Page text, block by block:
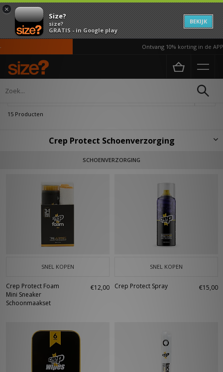
×
Size?
size?
GRATIS - in Google play
BEKIJK
Ontvang 10% korting in de APP*
Home Heren
15 Producten
Crep Protect Schoenverzorging
SCHOENVERZORGING
geïntroduceerd in 2012, biedt sneakerliefhebbers schoenverzorgings
spray tot aan cleaningkits, essentieel voor de sneaker fanaat. De
gepatenteerde super-hydrophobic spray omhult de sneaker in een
onzichtbare coating welk vloeibare substanties afweerd en vlekken
voorkomt. Crep Protect biedt beschermning voor een ieder die waarde
hecht aan zijn of haar snaekers ongeacht het weer.
SNEL KOPEN
Crep Protect Foam
Mini Sneaker
Schoonmaakset
€12,00
SNEL KOPEN
Crep Protect Spray €15,00